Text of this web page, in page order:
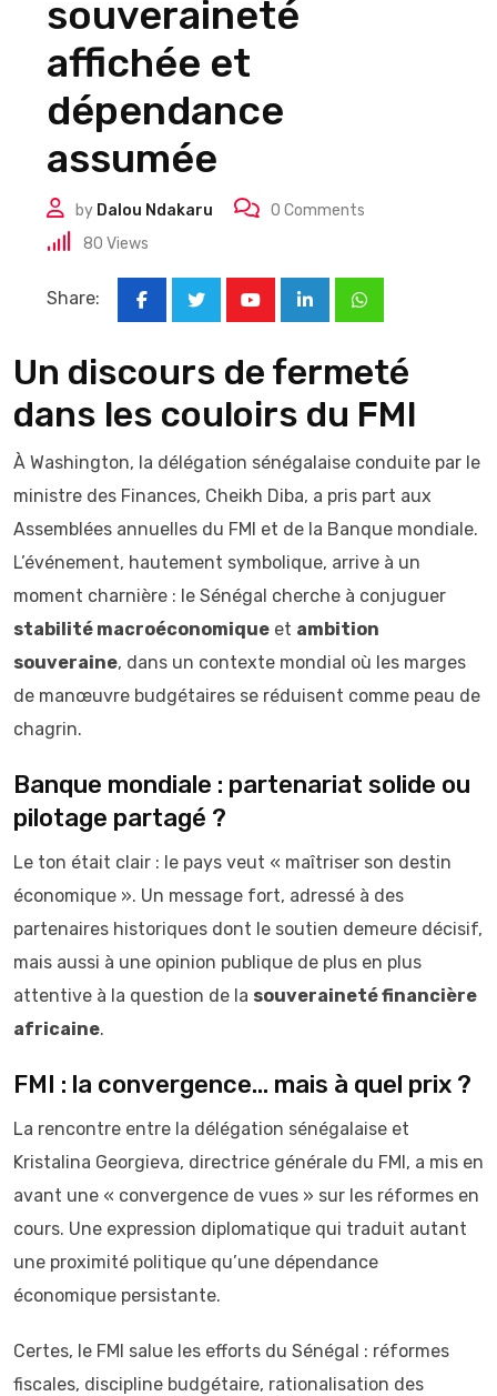
souveraineté
affichée et
dépendance
assumée
by Dalou Ndakaru 0 Comments
80 Views
Share:
LinkedInWhatsapp
Un discours de fermeté
dans les couloirs du FMI
À Washington, la délégation sénégalaise conduite par le
ministre des Finances, Cheikh Diba, a pris part aux
Assemblées annuelles du FMI et de la Banque mondiale.
L’événement, hautement symbolique, arrive à un
moment charnière : le Sénégal cherche à conjuguer
stabilité macroéconomique et ambition
souveraine, dans un contexte mondial où les marges
de manœuvre budgétaires se réduisent comme peau de
chagrin.
Banque mondiale : partenariat solide ou
pilotage partagé ?
Le ton était clair : le pays veut « maîtriser son destin
économique ». Un message fort, adressé à des
partenaires historiques dont le soutien demeure décisif,
mais aussi à une opinion publique de plus en plus
attentive à la question de la souveraineté financière
africaine.
FMI : la convergence… mais à quel prix ?
La rencontre entre la délégation sénégalaise et
Kristalina Georgieva, directrice générale du FMI, a mis en
avant une « convergence de vues » sur les réformes en
cours. Une expression diplomatique qui traduit autant
une proximité politique qu’une dépendance
économique persistante.
Certes, le FMI salue les efforts du Sénégal : réformes
fiscales, discipline budgétaire, rationalisation des